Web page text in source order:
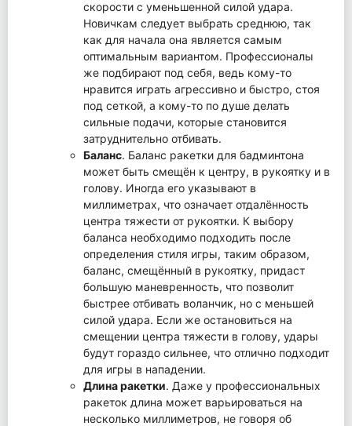
скорости с уменьшенной силой удара.
Новичкам следует выбрать среднюю, так
как для начала она является самым
оптимальным вариантом. Профессионалы
же подбирают под себя, ведь кому-то
нравится играть агрессивно и быстро, стоя
под сеткой, а кому-то по душе делать
сильные подачи, которые становится
затруднительно отбивать.
Баланс. Баланс ракетки для бадминтона
может быть смещён к центру, в рукоятку и в
голову. Иногда его указывают в
миллиметрах, что означает отдалённость
центра тяжести от рукоятки. К выбору
баланса необходимо подходить после
определения стиля игры, таким образом,
баланс, смещённый в рукоятку, придаст
большую маневренность, что позволит
быстрее отбивать воланчик, но с меньшей
силой удара. Если же остановиться на
смещении центра тяжести в голову, удары
будут гораздо сильнее, что отлично подходит
для игры в нападении.
Длина ракетки. Даже у профессиональных
ракеток длина может варьироваться на
несколько миллиметров, не говоря об